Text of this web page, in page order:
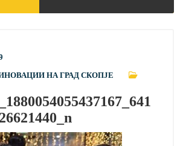
НА ГРАД СКОПЈЕ